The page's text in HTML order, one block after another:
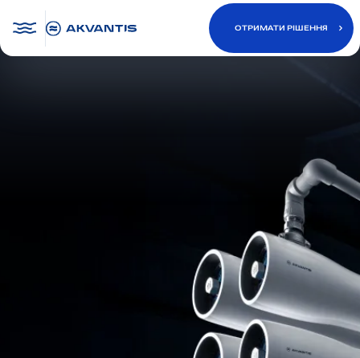
ОТРИМАТИ РІШЕННЯ